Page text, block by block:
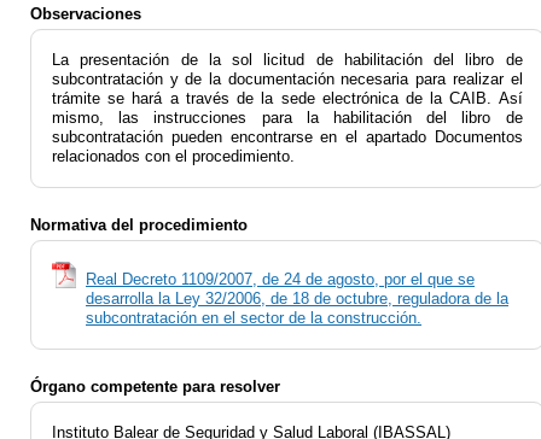
Observaciones
La presentación de la sol licitud de habilitación del libro de
subcontratación y de la documentación necesaria para realizar el
trámite se hará a través de la sede electrónica de la CAIB. Así
mismo, las instrucciones para la habilitación del libro de
subcontratación pueden encontrarse en el apartado Documentos
relacionados con el procedimiento.
Normativa del procedimiento
Real Decreto 1109/2007, de 24 de agosto, por el que se
desarrolla la Ley 32/2006, de 18 de octubre, reguladora de la
subcontratación en el sector de la construcción.
Órgano competente para resolver
Instituto Balear de Seguridad y Salud Laboral (IBASSAL)